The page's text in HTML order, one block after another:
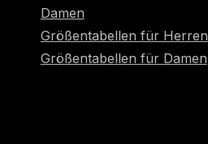
Damen
Größentabellen für Herren
Größentabellen für Damen